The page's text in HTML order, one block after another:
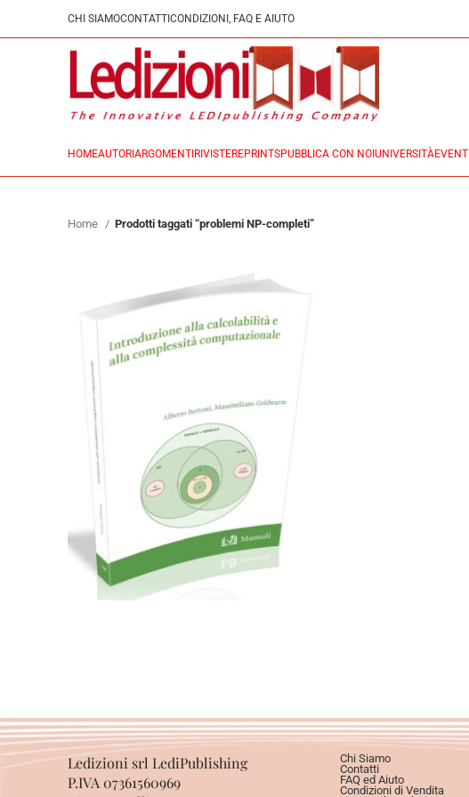
CHI SIAMOCONTATTI CONDIZIONI, FAQ E AIUTO
HOMEAUTORI ARGOMENTI RIVISTEREPRINTSPUBBLICA CON NOI UNIVERSITÀEVENTI
Home Prodotti taggati “problemi NP-completi”
18,00 €
Aggiungi al carrello
Ledizioni srl LediPublishing
P.IVA 07361560969
Chi Siamo
Contatti
FAQ ed Aiuto
Condizioni di Vendita